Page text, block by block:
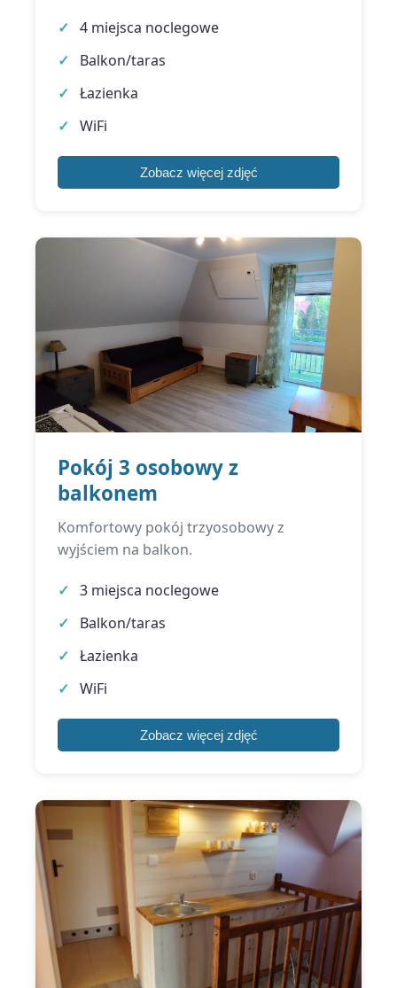
4 miejsca noclegowe
Balkon/taras
Łazienka
WiFi
Zobacz więcej zdjęć
Pokój 3 osobowy z
balkonem
Komfortowy pokój trzyosobowy z
wyjściem na balkon.
3 miejsca noclegowe
Balkon/taras
Łazienka
WiFi
Zobacz więcej zdjęć